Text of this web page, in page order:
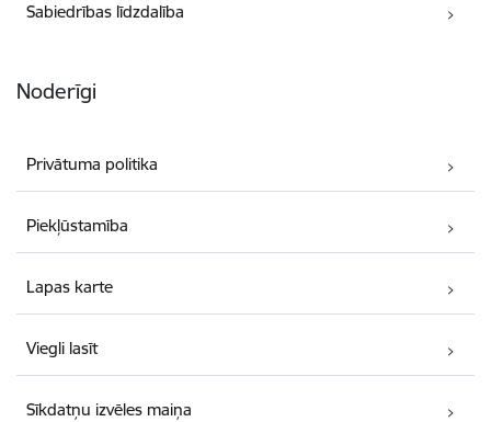
Sabiedrības līdzdalība
Noderīgi
Privātuma politika
Piekļūstamība
Lapas karte
Viegli lasīt
Sīkdatņu izvēles maiņa